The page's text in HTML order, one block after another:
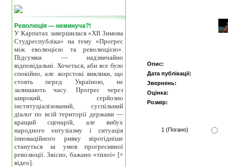
Революція — неминуча?!
У Карпатах завершилася «ХІІ Зимова
Студреспубліка» на тему «Прогрес
між еволюцією та революцією».
Підсумки — надзвичайно
відповідальні. Хочеться, аби все було
спокійно, але жорстокі виклики, що
стоять перед Україною, не
залишають часу. Прогрес через
широкий, серйозно
інституціалізований, суспільний
діалог по всій території держави —
кращий сценарій, але вибух
народного ентузіазму і ситуація
інноваційного ривку вірогідніше
стануться за умов прогресивної
революції. Звісно, бажано «тихої» [+
відео].
Опис:
Дата публікації:
Звернень:
Оцінка:
Розмір:
1 (Погано)